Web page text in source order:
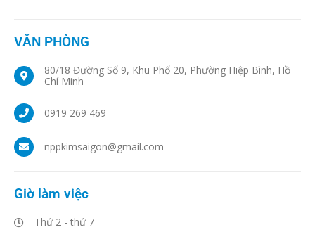
VĂN PHÒNG
80/18 Đường Số 9, Khu Phố 20, Phường Hiệp Bình, Hồ
Chí Minh
0919 269 469
nppkimsaigon@gmail.com
Giờ làm việc
Thứ 2 - thứ 7